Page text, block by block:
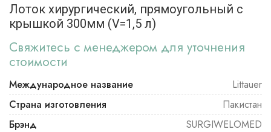
Лоток хирургический, прямоугольный с
крышкой 300мм (V=1,5 л)
Свяжитесь с менеджером для уточнения
стоимости
Международное название
Littauer
Страна изготовления
Пакистан
Брэнд
SURGIWELOMED